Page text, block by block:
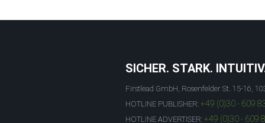
SICHER. STARK.
Firstlead GmbH, Rosenfelder St. 15-16,
HOTLINE PUBLISHER: +49 (0)30 - 609
HOTLINE ADVERTISER: +49 (0)30 - 609